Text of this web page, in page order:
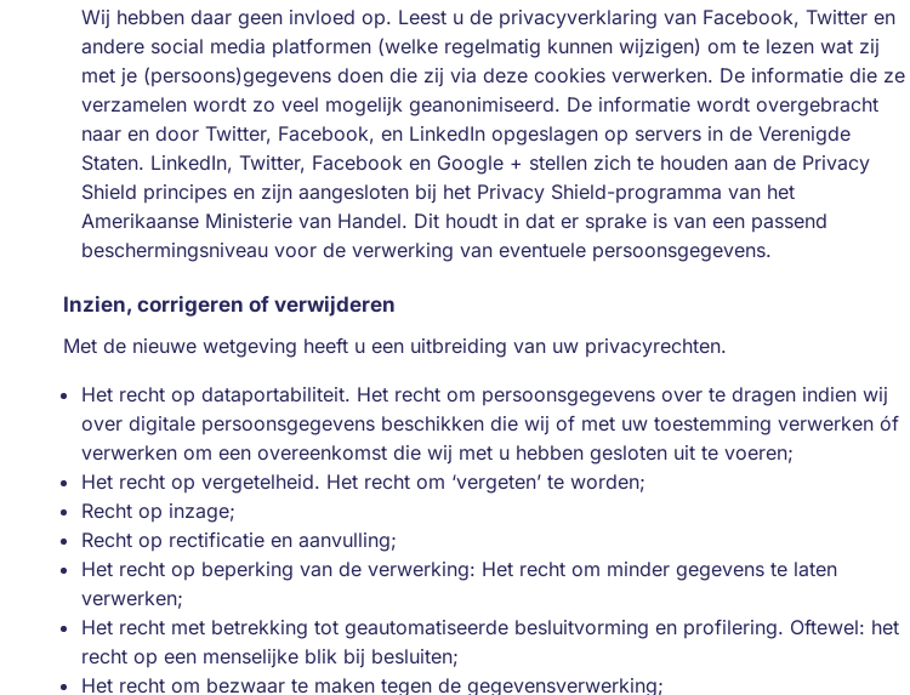
Wij hebben daar geen invloed op. Leest u de privacyverklaring van Facebook, Twitter en
andere social media platformen (welke regelmatig kunnen wijzigen) om te lezen wat zij
met je (persoons)gegevens doen die zij via deze cookies verwerken. De informatie die ze
verzamelen wordt zo veel mogelijk geanonimiseerd. De informatie wordt overgebracht
naar en door Twitter, Facebook, en LinkedIn opgeslagen op servers in de Verenigde
Staten. LinkedIn, Twitter, Facebook en Google + stellen zich te houden aan de Privacy
Shield principes en zijn aangesloten bij het Privacy Shield-programma van het
Amerikaanse Ministerie van Handel. Dit houdt in dat er sprake is van een passend
beschermingsniveau voor de verwerking van eventuele persoonsgegevens.
Inzien, corrigeren of verwijderen
Met de nieuwe wetgeving heeft u een uitbreiding van uw privacyrechten.
Het recht op dataportabiliteit. Het recht om persoonsgegevens over te dragen indien wij
over digitale persoonsgegevens beschikken die wij of met uw toestemming verwerken óf
verwerken om een overeenkomst die wij met u hebben gesloten uit te voeren;
Het recht op vergetelheid. Het recht om ‘vergeten’ te worden;
Recht op inzage;
Recht op rectificatie en aanvulling;
Het recht op beperking van de verwerking: Het recht om minder gegevens te laten
verwerken;
Het recht met betrekking tot geautomatiseerde besluitvorming en profilering. Oftewel: het
recht op een menselijke blik bij besluiten;
Het recht om bezwaar te maken tegen de gegevensverwerking;